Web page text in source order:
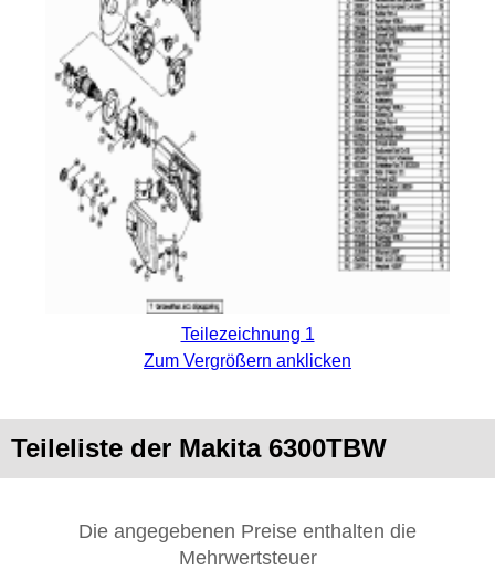
Teilezeichnung 1
Zum Vergrößern anklicken
Teileliste der Makita 6300TBW
Die angegebenen Preise enthalten die
Mehrwertsteuer